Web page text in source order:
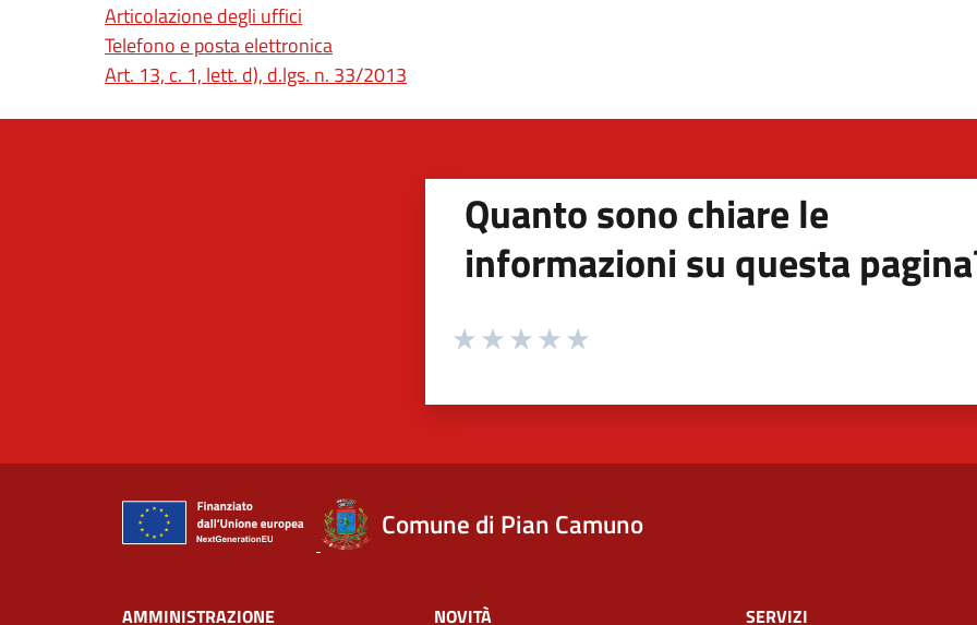
Articolazione degli uffici
Telefono e posta elettronica
Art. 13, c. 1, lett. d), d.lgs. n. 33/2013
Quanto sono chiare le
informazioni su questa
Valuta da 1 a 5 stelle la pagina
Comune di Pian Camuno
AMMINISTRAZIONE NOVITÀ SERVIZI